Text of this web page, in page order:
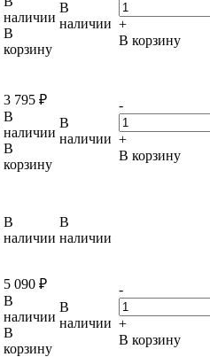
наличии
В
корзину
В
наличии +
В корзину
3 795 ₽
В
наличии
В
корзину
В
наличии
-
+
В корзину
В
наличии
В
наличии
5 090 ₽
В
наличии
В
корзину
В
наличии
-
+
В корзину